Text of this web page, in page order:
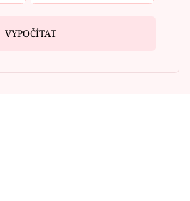
VYPOČÍTAT